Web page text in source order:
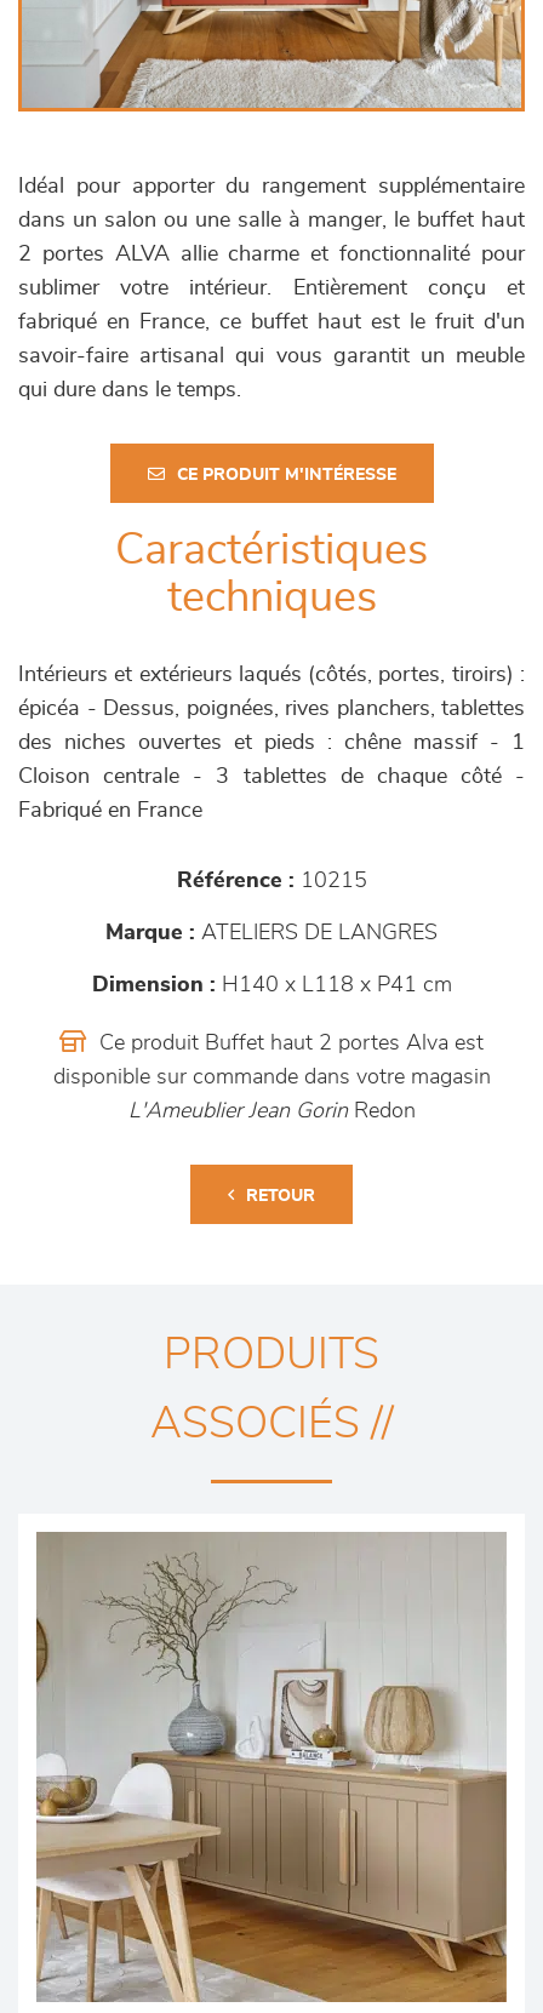
Idéal pour apporter du rangement supplémentaire
dans un salon ou une salle à manger, le buffet haut
2 portes ALVA allie charme et fonctionnalité pour
sublimer votre intérieur. Entièrement conçu et
fabriqué en France, ce buffet haut est le fruit d'un
savoir-faire artisanal qui vous garantit un meuble
qui dure dans le temps.
CE PRODUIT M'INTÉRESSE
Caractéristiques
techniques
Intérieurs et extérieurs laqués (côtés, portes, tiroirs) :
épicéa - Dessus, poignées, rives planchers, tablettes
des niches ouvertes et pieds : chêne massif - 1
Cloison centrale - 3 tablettes de chaque côté -
Fabriqué en France
Référence : 10215
Marque : ATELIERS DE LANGRES
Dimension : H140 x L118 x P41 cm
Ce produit Buffet haut 2 portes Alva est
disponible sur commande dans votre magasin
L'Ameublier Jean GorinRedon
RETOUR
PRODUITS
ASSOCIÉS //